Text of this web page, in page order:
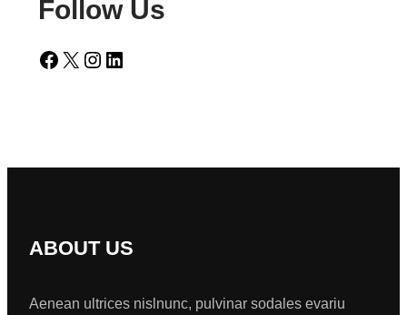
Follow Us
Facebook X Instagram LinkedIn
ABOUT US
Aenean ultrices nislnunc, pulvinar sodales evariu